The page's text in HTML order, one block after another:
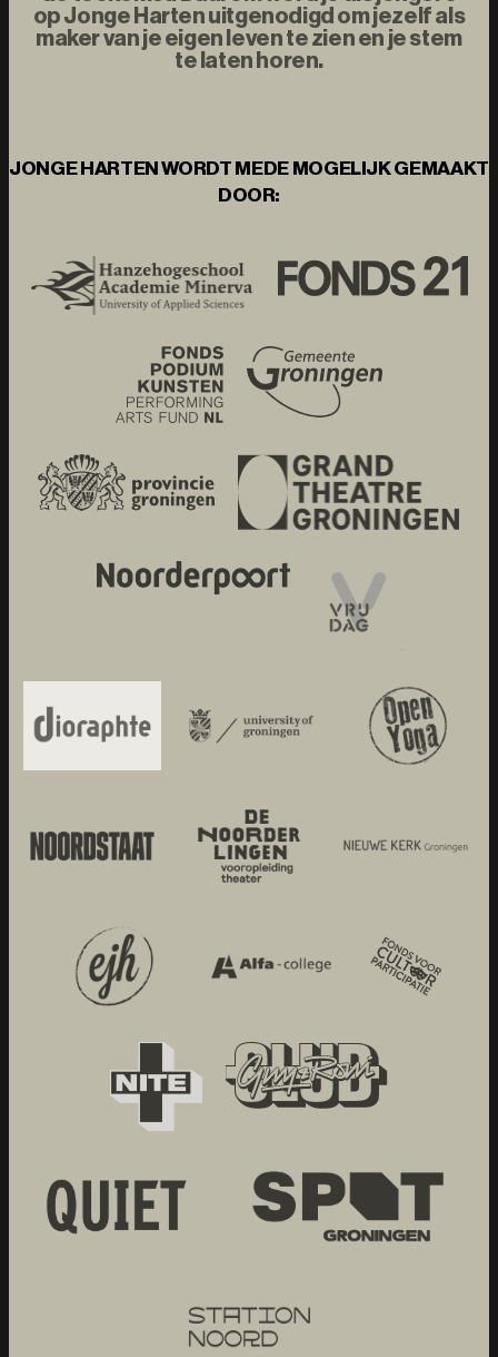
op Jonge Harten uitgenodigd om jezelf als
maker van je eigen leven te zien en je stem
te laten horen.
JONGE HARTEN WORDT MEDE MOGELIJK GEMAAKT
DOOR: